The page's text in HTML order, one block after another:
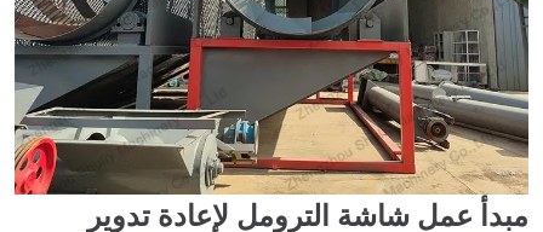
مبدأ عمل شاشة الترومل لإعادة تدوير